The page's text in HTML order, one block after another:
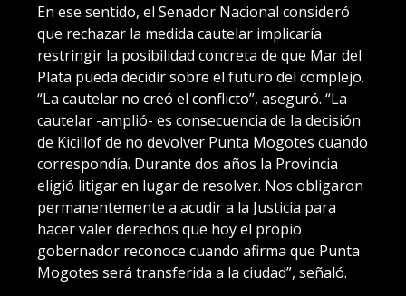
En ese sentido, el Senador Nacional consideró
que rechazar la medida cautelar implicaría
restringir la posibilidad concreta de que Mar del
Plata pueda decidir sobre el futuro del complejo.
“La cautelar no creó el conflicto”, aseguró. “La
cautelar -amplió- es consecuencia de la decisión
de Kicillof de no devolver Punta Mogotes cuando
correspondía. Durante dos años la Provincia
eligió litigar en lugar de resolver. Nos obligaron
permanentemente a acudir a la Justicia para
hacer valer derechos que hoy el propio
gobernador reconoce cuando afirma que Punta
Mogotes será transferida a la ciudad”, señaló.